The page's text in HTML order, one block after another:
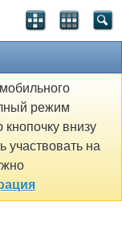
режим
внизу
участвовать на